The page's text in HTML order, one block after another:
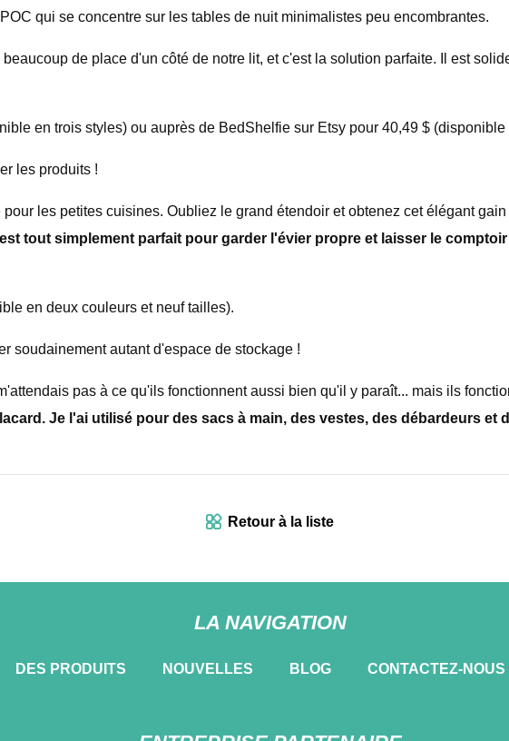
qui se concentre sur les tables de nuit minimalistes peu encombrantes.
de place d'un côté de notre lit, et c'est la solution parfaite. Il est
en trois styles) ou auprès de BedShelfie sur Etsy pour 40,49 $
les produits !
les petites cuisines. Oubliez le grand étendoir et obtenez cet élégant
tout simplement parfait pour garder l'évier propre et laisser le
en deux couleurs et neuf tailles).
soudainement autant d'espace de stockage !
pas à ce qu'ils fonctionnent aussi bien qu'il y paraît... mais ils
Je l'ai utilisé pour des sacs à main, des vestes, des débardeurs et
Retour à la liste
LA NAVIGATION
DES PRODUITS NOUVELLES BLOG CONTACTEZ-NOUS